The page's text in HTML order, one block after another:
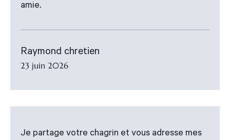
amie.
Raymond chretien
23 juin 2026
Je partage votre chagrin et vous adresse mes